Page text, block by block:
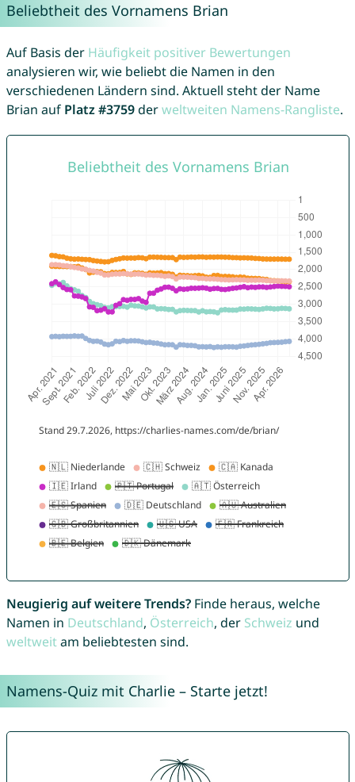
Beliebtheit des Vornamens Brian
Auf Basis der Häufigkeit positiver Bewertungen
analysieren wir, wie beliebt die Namen in den
verschiedenen Ländern sind. Aktuell steht der Name
Brian auf Platz #3759derweltweiten Namens-Rangliste.
Neugierig auf weitere Trends?Finde heraus, welche
Namen in Deutschland, Österreich, der Schweiz und
weltweitam beliebtesten sind.
Namens-Quiz mit Charlie – Starte jetzt!